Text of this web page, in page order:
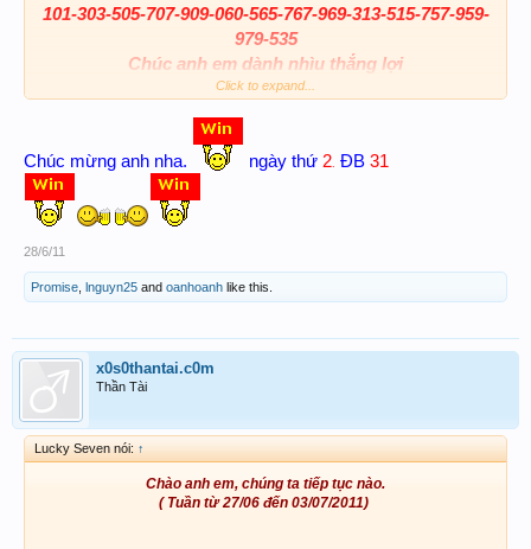
101-303-505-707-909-060-565-767-969-313-515-757-959-
979-535
Chúc anh em dành nhìu thắng lợi
Win la lên cho nó xôm tụ nhak
Click to expand...
Chúc mừng anh nha. ngày thứ 2 ĐB 31
28/6/11
Promise lnguyn25 and oanhoanh like this.
x0s0thantai.c0m
Thần Tài
Lucky Seven nói: ↑
Chào anh em, chúng ta tiếp tục nào.
( Tuần từ 27/06 đến 03/07/2011)